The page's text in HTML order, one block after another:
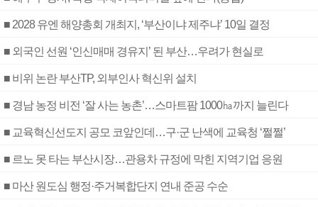
■ 2028 유엔 해양총회 개최지, ‘부산이냐 제주냐’ 10일 결정
■ 외국인 선원 ‘인신매매 경유지’ 된 부산…우려가 현실로
■ 비위 논란 부산TP, 외부인사 혁신위 설치
■ 경남 농정 비전 ‘잘 사는 농촌’…스마트팜 1000㏊까지 늘린다
■ 교육혁신선도지 공모 코앞인데…구·군 난색에 교육청 ‘쩔쩔’
■ 르노 못 타는 부산시장…관용차 규정에 막힌 지역기업 응원
■ 마산 원도심 행정·주거복합단지 연내 준공 수순